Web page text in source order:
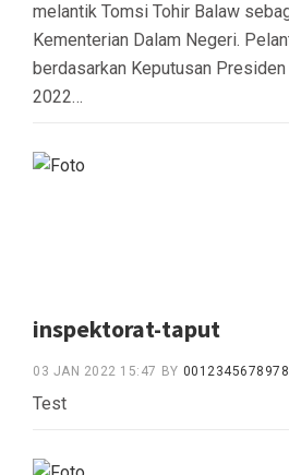
melantik Tomsi Tohir Balaw
Kementerian Dalam Negeri.
berdasarkan Keputusan
2022…
inspektorat-taput
03 JAN 2022 15:47 BY
Test